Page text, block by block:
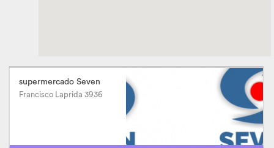
supermercado Seven
Francisco Laprida 3936